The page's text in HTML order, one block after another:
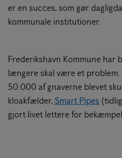
er en succes, som gør
kommunale institutioner.
Frederikshavn Kommune har
længere skal være et problem.
50.000 af gnaverne blevet
kloakfælder, Smart Pipes
gjort livet lettere for